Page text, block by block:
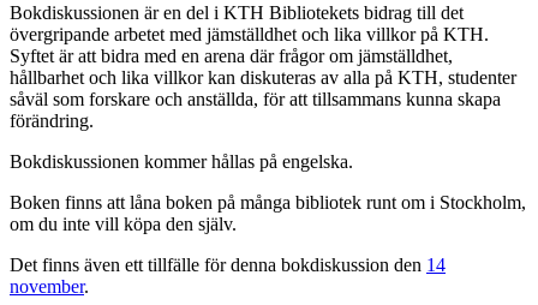
Bokdiskussionen är en del i KTH Bibliotekets bidrag till det
övergripande arbetet med jämställdhet och lika villkor på KTH.
Syftet är att bidra med en arena där frågor om jämställdhet,
hållbarhet och lika villkor kan diskuteras av alla på KTH, studenter
såväl som forskare och anställda, för att tillsammans kunna skapa
förändring.
Bokdiskussionen kommer hållas på engelska.
Boken finns att låna boken på många bibliotek runt om i Stockholm,
om du inte vill köpa den själv.
Det finns även ett tillfälle för denna bokdiskussion den 14
november.